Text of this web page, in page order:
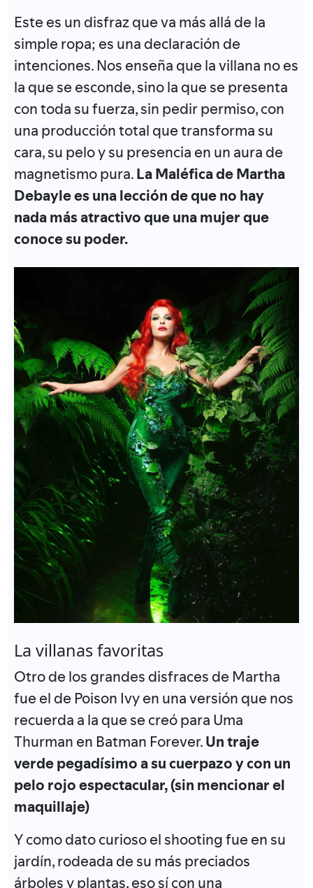
Este es un disfraz que va más allá de la
simple ropa; es una declaración de
intenciones. Nos enseña que la villana no es
la que se esconde, sino la que se presenta
con toda su fuerza, sin pedir permiso, con
una producción total que transforma su
cara, su pelo y su presencia en un aura de
magnetismo pura.La Maléfica de Martha
Debayle es una lección de que no hay
nada más atractivo que una mujer que
conoce su poder.
La villanas favoritas
Otro de los grandes disfraces de Martha
fue el de Poison Ivy en una versión que nos
recuerda a la que se creó para Uma
Thurman en Batman Forever.Un traje
verde pegadísimo a su cuerpazo y con un
pelo rojo espectacular, (sin mencionar el
maquillaje)
Y como dato curioso el shooting fue en su
jardín, rodeada de su más preciados
árboles y plantas, eso sí con una